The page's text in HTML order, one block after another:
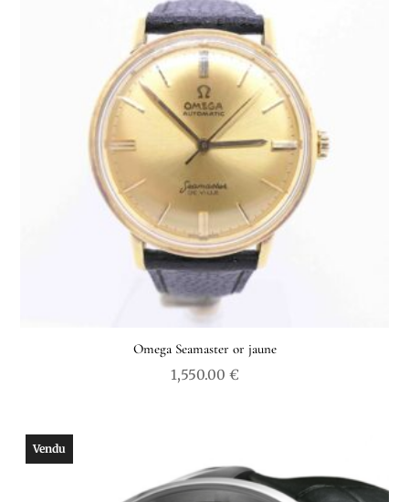
plus
ancien
Omega Seamaster or jaune
1,550.00 €
Vendu